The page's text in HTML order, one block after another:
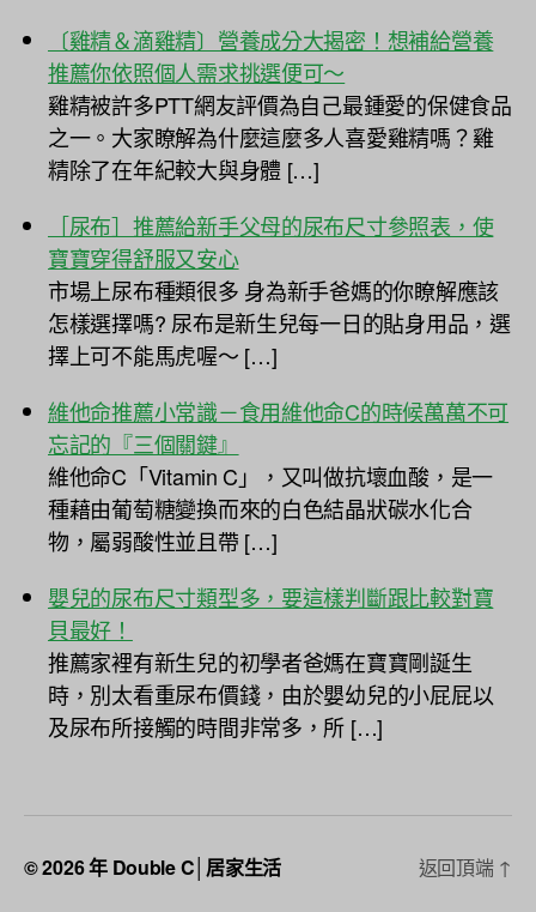
〔雞精＆滴雞精〕營養成分大揭密！想補給營養
推薦你依照個人需求挑選便可～
雞精被許多PTT網友評價為自己最鍾愛的保健食品
之一。大家瞭解為什麼這麼多人喜愛雞精嗎？雞
精除了在年紀較大與身體 […]
［尿布］推薦給新手父母的尿布尺寸參照表，使
寶寶穿得舒服又安心
市場上尿布種類很多 身為新手爸媽的你瞭解應該
怎樣選擇嗎? 尿布是新生兒每一日的貼身用品，選
擇上可不能馬虎喔～ […]
維他命推薦小常識－食用維他命C的時候萬萬不可
忘記的『三個關鍵』
維他命C「Vitamin C」，又叫做抗壞血酸，是一
種藉由葡萄糖變換而來的白色結晶狀碳水化合
物，屬弱酸性並且帶 […]
嬰兒的尿布尺寸類型多，要這樣判斷跟比較對寶
貝最好！
推薦家裡有新生兒的初學者爸媽在寶寶剛誕生
時，別太看重尿布價錢，由於嬰幼兒的小屁屁以
及尿布所接觸的時間非常多，所 […]
© 2026 年 Double C│居家生活 返回頂端 ↑